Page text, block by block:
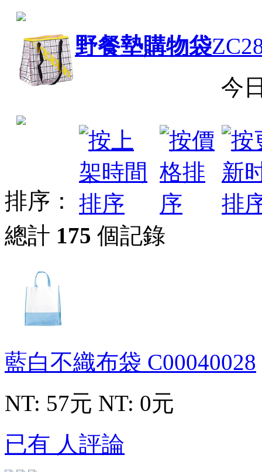
野餐墊購物袋
今
排序：
總計 175 個記錄
藍白不織布袋 C00040028
NT: 57元 NT: 0元
已有 人評論